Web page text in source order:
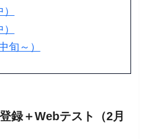
旬～）
録＋Webテスト（2月